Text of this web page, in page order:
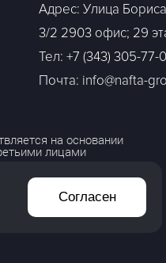
Адрес: Улица
3/2 2903 офис; 29
Тел: +7 (343) 305-77-
Почта: info@nafta-
на основании
лицами
Согласен